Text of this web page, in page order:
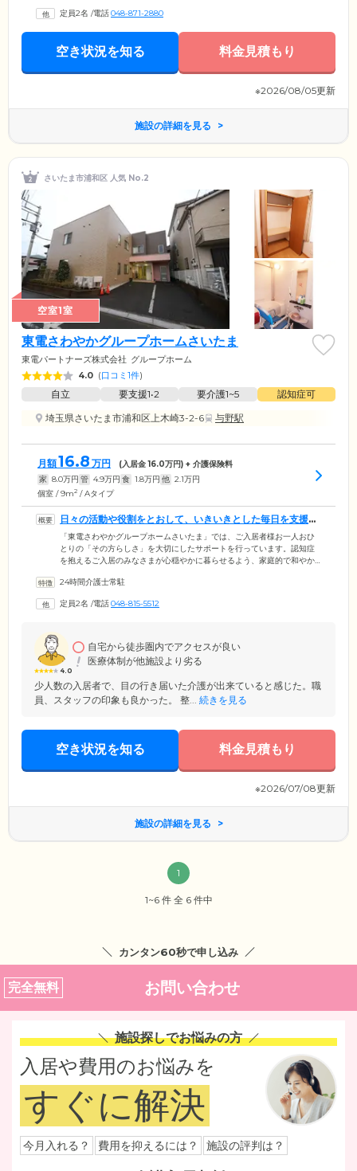
「自立した日常生活を営むことができるように」をモットーにしてお
り、ご入居者様ができることは、なるべくご自身で行っていただいてい
ぞご安心ください。
定員2名 /電話048-871-2880
空き状況を知る 料金見積もり
※2026/08/05更新
施設の詳細を見る
さいたま市浦和区 人気 No.2
空室1室
東電さわやかグループホームさいたま
東電パートナーズ株式会社 グループホーム
4.0 (口コミ1件)
自立 要支援1•2 要介護1~5
認知症可
埼玉県さいたま市浦和区上木崎3-2-6
与野駅
月額16.8 万円 (入居金16.0万円) + 介護保険料
家 8.0万円 管 4.9万円 食 1.8万円 他 2.1万円
個室 / 9m2 / Aタイプ
日々の活動や役割をとおして、いきいきとした毎日を支援い
たします
「東電さわやかグループホームさいたま」では、ご入居者様お一人おひ
とりの「その方らしさ」を大切にしたサポートを行っています。認知症
を抱えるご入居のみなさまが心穏やかに暮らせるよう、家庭的で和やか
活上の動作や会話から、ご入居者様それぞれの個性や性格を把握し、得
物をたたんだりといった家庭的な役割をとおして、ご入居者様同士で協
24時間介護士常駐
定員2名 /電話048-815-5512
4.0
自宅から徒歩圏内でアクセスが良い
医療体制が他施設より劣る
少人数の入居者で、目の行き届いた介護が出来ていると感じた。職
員、スタッフの印象も良かった。 整... 続きを見る
空き状況を知る 料金見積もり
※2026/07/08更新
施設の詳細を見る
1
1~6 件 全 6 件中
カンタン60秒で申し込み
完全無料 お問い合わせ
施設探しでお悩みの方
入居や費用のお悩みを
すぐに解決
今月入れる？ 費用を抑えるには？ 施設の評判は？